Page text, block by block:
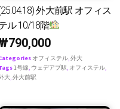
外大前駅 オフィス
ル 10/18階
790,000
オフィステル,外大
1号線, ウェデアプ駅, オフィステル,
大,外大前駅